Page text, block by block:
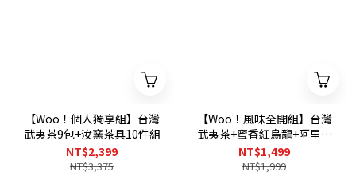
【Woo！個人獨享組】台灣
武夷茶9包+汝窯茶具10件組
NT$2,399
NT$3,375
【Woo！風味全開組】台灣
武夷茶+蜜香紅烏龍+阿里山
+東眼山+杉林溪清香型
NT$1,499
NT$1,999